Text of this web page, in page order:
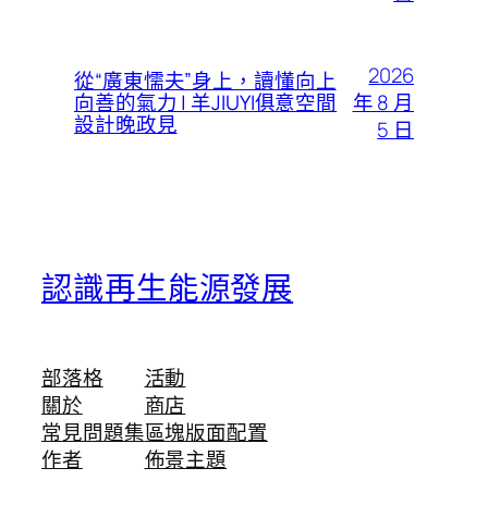
從“廣東懦夫”身上，讀懂向上
向善的氣力 | 羊JIUYI俱意空間
設計晚政見
2026
年 8 月
5 日
認識再生能源發展
部落格
關於
常見問題集
作者
活動
商店
區塊版面配置
佈景主題